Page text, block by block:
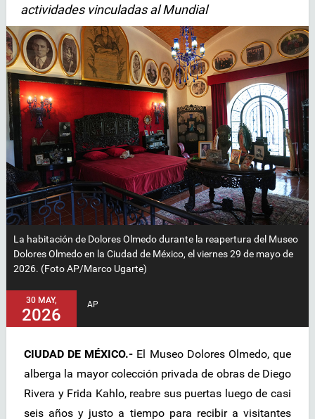
actividades vinculadas al Mundial
La habitación de Dolores Olmedo durante la reapertura del Museo
Dolores Olmedo en la Ciudad de México, el viernes 29 de mayo de
2026. (Foto AP/Marco Ugarte)
30 MAY,
2026
AP
CIUDAD DE MÉXICO.- El Museo Dolores Olmedo, que
alberga la mayor colección privada de obras de Diego
Rivera y Frida Kahlo, reabre sus puertas luego de casi
seis años y justo a tiempo para recibir a visitantes